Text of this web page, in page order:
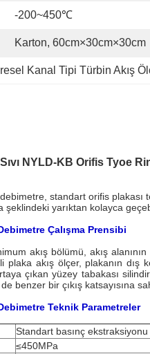
-200~450℃
Karton, 60cm×30cm×30cm
Kanal Tipi Türbin Akış
NYLD-KB Orifis Tyoe
standart orifis
yarıktan kolayca
Çalışma Prensibi
akış bölümü, akış
akış ölçer, plakanın dış
çıkan yüzey tabakası
benzer bir çıkış katsayısına
Teknik Parametreler
Standart basınç ekstraksiyonu
≤450MPa